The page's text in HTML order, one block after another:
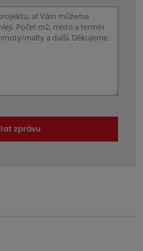
zprávu